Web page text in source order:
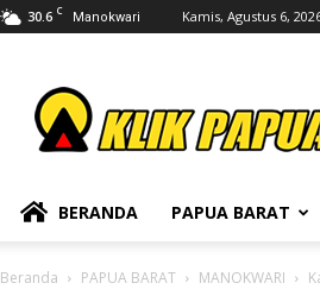
30.6 C Manokwari Kamis, Agustus 6,
BERANDA PAPUA BARAT
Beranda PAPUA BARAT MANOKWARI